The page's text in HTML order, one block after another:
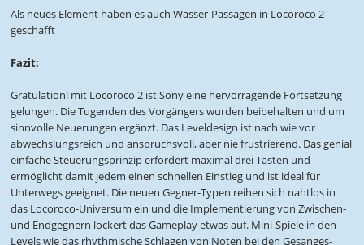
Als neues Element haben es auch Wasser-Passagen in Locoroco 2
geschafft
Fazit:
Gratulation! mit Locoroco 2 ist Sony eine hervorragende Fortsetzung
gelungen. Die Tugenden des Vorgängers wurden beibehalten und um
sinnvolle Neuerungen ergänzt. Das Leveldesign ist nach wie vor
abwechslungsreich und anspruchsvoll, aber nie frustrierend. Das genial
einfache Steuerungsprinzip erfordert maximal drei Tasten und
ermöglicht damit jedem einen schnellen Einstieg und ist ideal für
Unterwegs geeignet. Die neuen Gegner-Typen reihen sich nahtlos in
das Locoroco-Universum ein und die Implementierung von Zwischen-
und Endgegnern lockert das Gameplay etwas auf. Mini-Spiele in den
Levels wie das rhythmische Schlagen von Noten bei den Gesanges-